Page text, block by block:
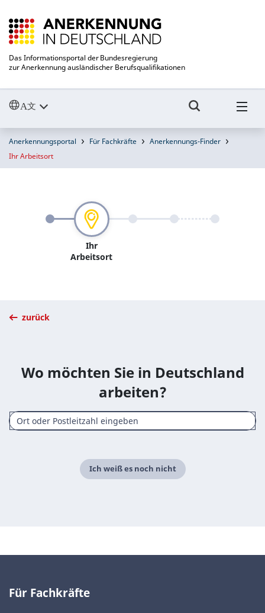
Das Informationsportal der Bundesregierung
zur Anerkennung ausländischer Berufsqualifikationen
Anerkennungsportal Für Fachkräfte
Anerkennungs-Finder
Ihr Arbeitsort
Ihr
Arbeitsort
zurück
Wo möchten Sie in Deutschland
arbeiten?
Ich weiß es noch nicht
Für Fachkräfte